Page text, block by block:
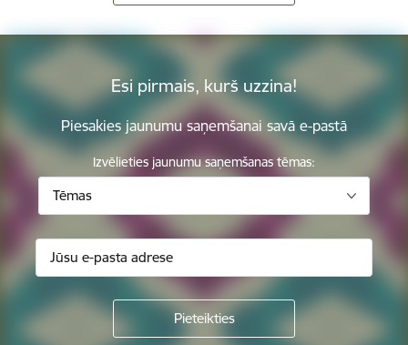
Esi pirmais, kurš uzzina!
Piesakies jaunumu saņemšanai savā e-pastā
Izvēlieties jaunumu saņemšanas tēmas:
Tēmas